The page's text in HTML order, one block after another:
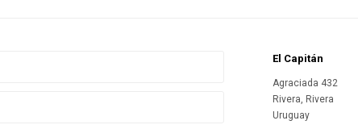
El Capitán
Agraciada 432
Rivera, Rivera
Uruguay